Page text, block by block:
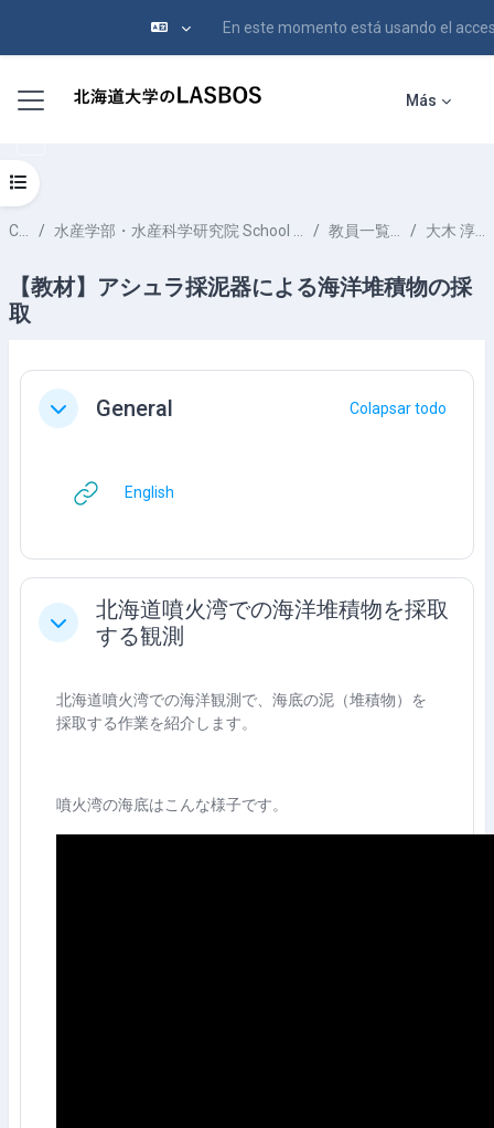
En este momento está usando el
Panel lateral Más
Cursos 水産学部・水産科学研究院 School of Fisheries Sciences & Faculty of Fisheries Sciences 教員一覧 List of Professors 大木 淳之 OOKI Atsushi
【教材】アシュラ採泥器による海洋堆積物の採
取
Abrir índice del curso
Perfilado de sección
ColapsarGeneral Colapsar todo
English
Colapsar
北海道噴火湾での海洋堆積物を採取
する観測
北海道噴火湾での海洋観測で、海底の泥（堆積物）を
採取する作業を紹介します。
噴火湾の海底はこんな様子です。